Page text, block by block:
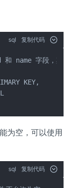
sql 复制代码
name 字段，其
为空，可以使用
sql 复制代码